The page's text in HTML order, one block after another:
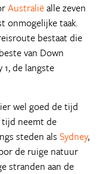
Australiëalle zeven
onmogelijke taak.
bestaat die
van Down
1, de langste
wel goed de tijd
tijd neemt de
steden als Sydney,
de ruige natuur
stranden aan de